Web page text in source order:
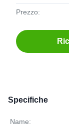
Prezzo:
Specifiche
Name: